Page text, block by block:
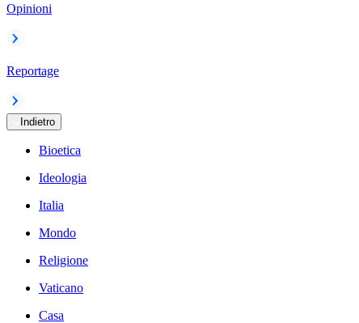
Opinioni
Reportage
Indietro
Bioetica
Ideologia
Italia
Mondo
Religione
Vaticano
Casa